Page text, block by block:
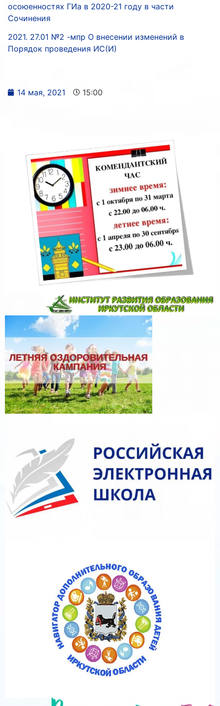
осоюенностях ГИа в 2020-21 году в части
Сочинения
2021. 27.01 №2 -мпр О внесении изменений в
Порядок проведения ИС(И)
14 мая, 2021 15:00